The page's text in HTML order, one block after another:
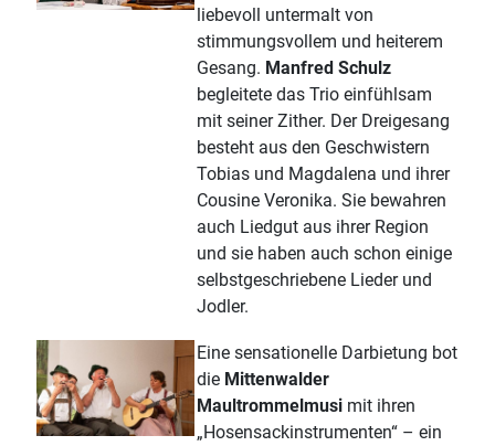
liebevoll untermalt von
stimmungsvollem und heiterem
Gesang. Manfred Schulz
begleitete das Trio einfühlsam
mit seiner Zither. Der Dreigesang
besteht aus den Geschwistern
Tobias und Magdalena und ihrer
Cousine Veronika. Sie bewahren
auch Liedgut aus ihrer Region
und sie haben auch schon einige
selbstgeschriebene Lieder und
Jodler.
Eine sensationelle Darbietung bot
die Mittenwalder
Maultrommelmusi mit ihren
„Hosensackinstrumenten“ – ein